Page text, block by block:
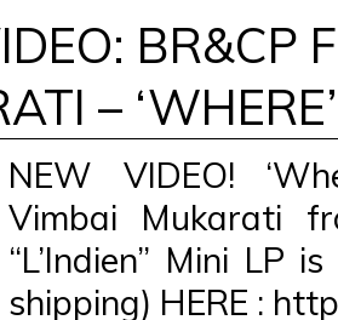
BR&CP
–
NEW VIDEO!
Vimbai Mukarati
“L’Indien” Mini LP
shipping) HERE :